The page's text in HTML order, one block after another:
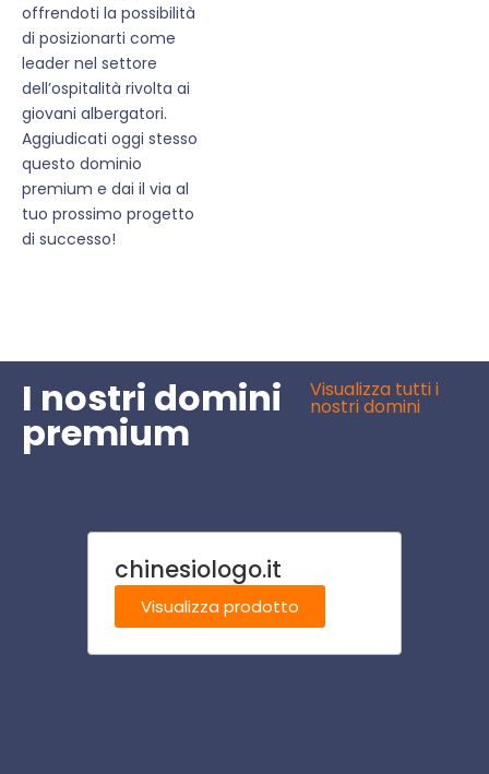
offrendoti la possibilità
di posizionarti come
leader nel settore
dell’ospitalità rivolta ai
giovani albergatori.
Aggiudicati oggi stesso
questo dominio
premium e dai il via al
tuo prossimo progetto
di successo!
I nostri domini
premium
Visualizza tutti i
nostri domini
chinesiologo.it
Visualizza prodotto